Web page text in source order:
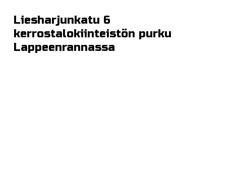
Liesharjunkatu 6
kerrostalokiinteistön purku
Lappeenrannassa